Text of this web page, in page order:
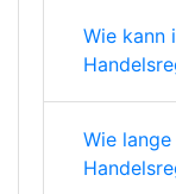
Wie kann
Wie